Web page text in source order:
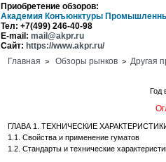
Приобретение обзоров:
Академия Конъюнктуры
Тел: +7(499) 246-40-98
E-mail: mail@akpr.ru
Сайт: https://www.akpr.ru/
Главная > Обзоры рынков > Другая
Год
ГЛАВА 1. ТЕХНИЧЕСКИЕ
1.1. Свойства и применение гуматов
1.2. Стандарты и технические